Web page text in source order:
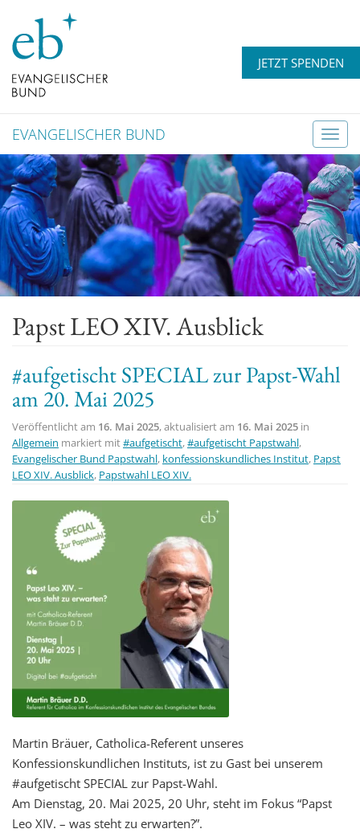
JETZT SPENDEN
T
o
g
g
l
e
n
a
v
t
EVANGELISCHER BUND
Papst LEO XIV. Ausblick
#aufgetischt SPECIAL zur Papst-Wahl
am 20. Mai 2025
Veröffentlicht am 16. Mai 2025, aktualisiert am 16. Mai 2025 in
Allgemein markiert mit#aufgetischt,#aufgetischt Papstwahl,
Evangelischer Bund Papstwahl, konfessionskundliches Institut, Papst
LEO XIV. Ausblick, Papstwahl LEO XIV.
Martin Bräuer, Catholica-Referent unseres
Konfessionskundlichen Instituts, ist zu Gast bei unserem
#aufgetischt SPECIAL zur Papst-Wahl.
Am Dienstag, 20. Mai 2025, 20 Uhr, steht im Fokus “Papst
Leo XIV. – was steht zu erwarten?”.